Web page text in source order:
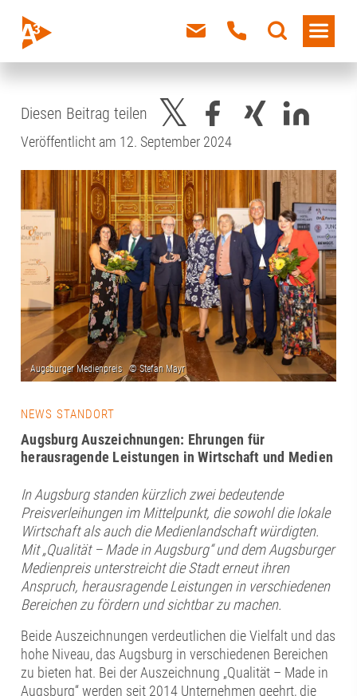
Diesen Beitrag teilen
Veröffentlicht am 12. September 2024
NEWS STANDORT
Augsburg Auszeichnungen: Ehrungen für
herausragende Leistungen in Wirtschaft und Medien
In Augsburg standen kürzlich zwei bedeutende
Preisverleihungen im Mittelpunkt, die sowohl die lokale
Wirtschaft als auch die Medienlandschaft würdigten.
Mit „Qualität – Made in Augsburg“ und dem Augsburger
Medienpreis unterstreicht die Stadt erneut ihren
Anspruch, herausragende Leistungen in verschiedenen
Bereichen zu fördern und sichtbar zu machen.
Beide Auszeichnungen verdeutlichen die Vielfalt und das
hohe Niveau, das Augsburg in verschiedenen Bereichen
zu bieten hat. Bei der Auszeichnung „Qualität – Made in
Augsburg“ werden seit 2014 Unternehmen geehrt, die